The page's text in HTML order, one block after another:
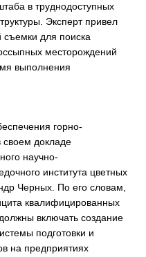
в труднодоступных
Эксперт привел
для поиска
месторождений
выполнения
горно-
своем докладе
научно-
института цветных
Черных. По его словам,
квалифицированных
включать создание
подготовки и
на предприятиях